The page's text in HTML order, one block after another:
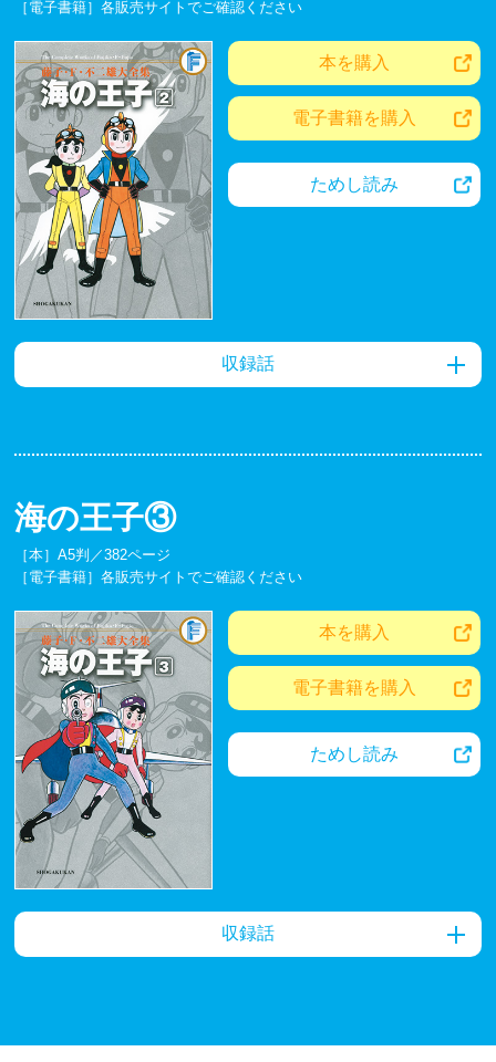
［電子書籍］各販売サイトでご確認ください
本を購入
電子書籍を購入
ためし読み
収録話
海の王子③
［本］A5判／382ページ
［電子書籍］各販売サイトでご確認ください
本を購入
電子書籍を購入
ためし読み
収録話